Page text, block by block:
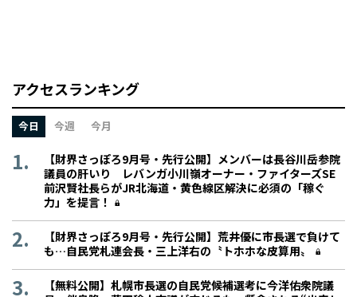
アクセスランキング
今日 今週 今月
【財界さっぽろ9月号・先行公開】メンバーは長谷川岳参院
議員の肝いり レバンガ小川嶺オーナー・ファイターズSE
前沢賢社長らがJR北海道・黄色線区解決に必須の「稼ぐ
力」を提言！
【財界さっぽろ9月号・先行公開】荒井優に市長選で負けて
も…自民党札連会長・三上洋右の〝トホホな皮算用〟
【無料公開】札幌市長選の自民党候補選考に今洋佑衆院議